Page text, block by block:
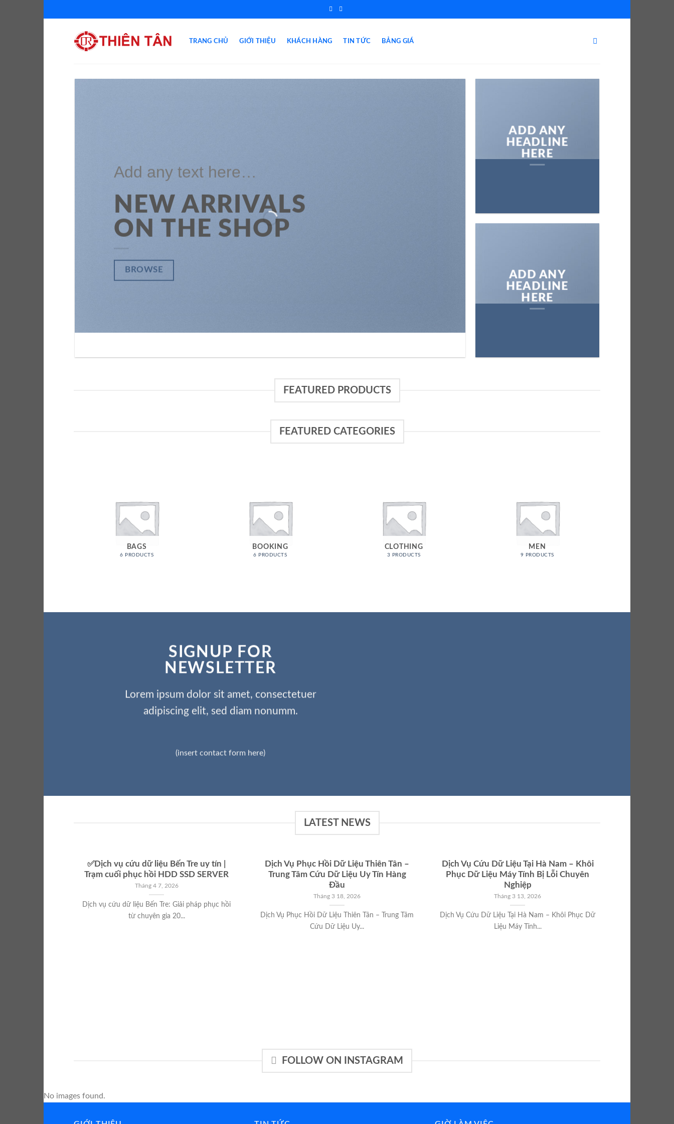
đến
TRANG CHỦ GIỚI THIỆU KHÁCH HÀNG TIN TỨC BẢNG GIÁ
Add any text here…
NEW ARRIVALS
ON THE SHOP
Add any text here…
NEW ARRIVALS
ON THE SHOP
BROWSE
ADD ANY
HEADLINE
HERE
ADD ANY
HEADLINE
HERE
FEATURED PRODUCTS
FEATURED CATEGORIES
BAGS
6 PRODUCTS
BOOKING
6 PRODUCTS
CLOTHING
3 PRODUCTS
MEN
9 PRODUCTS
SIGNUP FOR
NEWSLETTER
Lorem ipsum dolor sit amet, consectetuer
adipiscing elit, sed diam nonumm.
(insert contact form here)
LATEST NEWS
✅Dịch vụ cứu dữ liệu Bến Tre uy tín |
Trạm cuối phục hồi HDD SSD SERVER
Tháng 4 7, 2026
Dịch vụ cứu dữ liệu Bến Tre: Giải pháp phục hồi
từ chuyên gia 20...
Dịch Vụ Phục Hồi Dữ Liệu Thiên Tân –
Trung Tâm Cứu Dữ Liệu Uy Tín Hàng
Đầu
Tháng 3 18, 2026
Dịch Vụ Phục Hồi Dữ Liệu Thiên Tân – Trung Tâm
Cứu Dữ Liệu Uy...
Dịch Vụ Cứu Dữ Liệu Tại Hà Nam – Khôi
Phục Dữ Liệu Máy Tính Bị Lỗi Chuyên
Nghiệp
Tháng 3 13, 2026
Dịch Vụ Cứu Dữ Liệu Tại Hà Nam – Khôi Phục Dữ
Liệu Máy Tính...
FOLLOW ON INSTAGRAM
No images found.